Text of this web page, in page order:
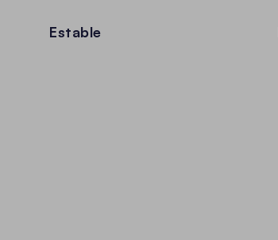
Estable